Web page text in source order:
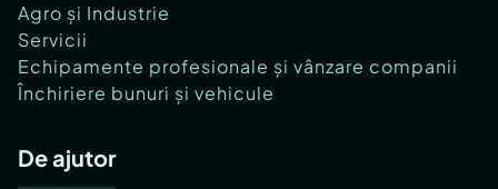
Agro și Industrie
Servicii
Echipamente profesionale și vânzare companii
Închiriere bunuri și vehicule
De ajutor